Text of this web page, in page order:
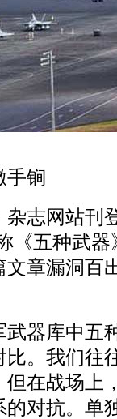
锏
志网站刊
《五种武
章漏洞百
器库中五
。我们往
在战场上
对抗。单